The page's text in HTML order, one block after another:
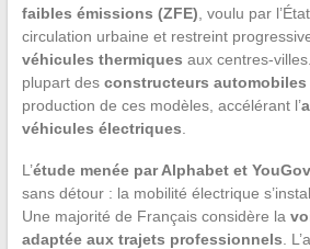
faibles émissions (ZFE) , voulu par
circulation urbaine et restreint
véhicules thermiques aux centres-
plupart des constructeurs automobiles
production de ces modèles, accélérant l’
véhicules électriques
L’étude menée par Alphabet et YouGov
sans détour : la mobilité électrique
Une majorité de Français considère la
adaptée aux trajets professionnels .